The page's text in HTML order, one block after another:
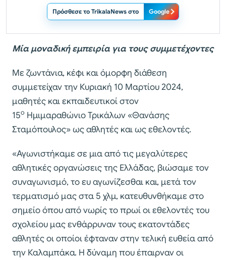
Πρόσθεσε το TrikalaNews στο Google
Μία μοναδική εμπειρία για τους συμμετέχοντες
Με ζωντάνια, κέφι και όμορφη διάθεση
συμμετείχαν την Κυριακή 10 Μαρτίου 2024,
μαθητές και εκπαιδευτικοί στον
15ο Ημιμαραθώνιο Τρικάλων «Θανάσης
Σταμόπουλος» ως αθλητές και ως εθελοντές.
«Αγωνιστήκαμε σε μια από τις μεγαλύτερες
αθλητικές οργανώσεις της Ελλάδας, βιώσαμε τον
συναγωνισμό, το ευ αγωνίζεσθαι και, μετά τον
τερματισμό μας στα 5 χλμ, κατευθυνθήκαμε στο
σημείο όπου από νωρίς το πρωί οι εθελοντές του
σχολείου μας ενθάρρυναν τους εκατοντάδες
αθλητές οι οποίοι έφταναν στην τελική ευθεία από
την Καλαμπάκα. Η δύναμη που έπαιρναν οι